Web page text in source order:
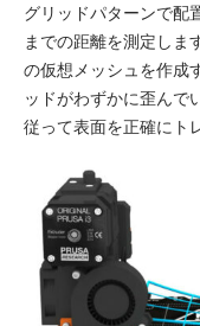
グリッドパターンで配
までの距離を測定しま
の仮想メッシュを作成
ッドがわずかに歪んで
従って表面を正確にト